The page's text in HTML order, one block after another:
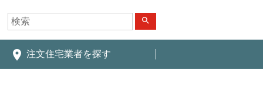
search
place 注文住宅業者を探す